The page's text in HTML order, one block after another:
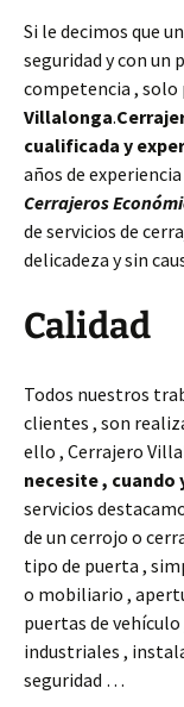
Si le decimos que un
seguridad y con un
competencia , solo
Villalonga.
cualificada y
años de
Cerrajeros
de servicios de
delicadeza y sin
Calidad
Todos nuestros
clientes , son
ello , Cerrajero
necesite , cuando
servicios
de un cerrojo o
tipo de puerta ,
o mobiliario ,
puertas de
industriales ,
seguridad …